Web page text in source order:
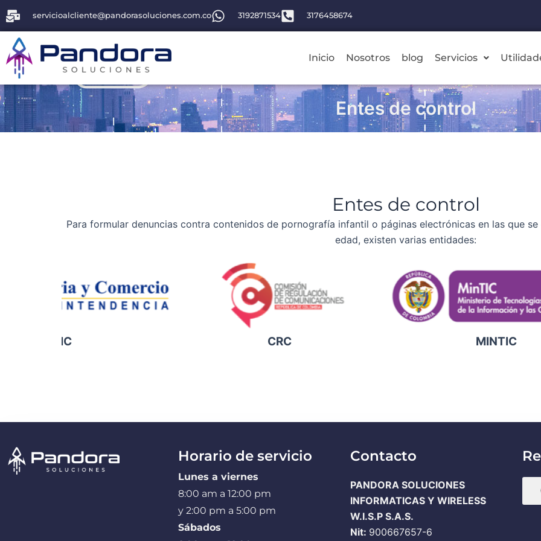
al
contenido
servicioalcliente@pandorasoluciones.com.co 3192871534 3176458674
Inicio Nosotros blog Servicios
Entes de control
Entes de control
Para formular denuncias contra contenidos de pornografía infantil o páginas electrónicas en las que
edad, existen varias entidades:
MINTIC
CRC
SIC
Horario de servicio
Lunes a viernes
8:00 am a 12:00 pm
y 2:00 pm a 5:00 pm
Sábados
Contacto
PANDORA SOLUCIONES
INFORMATICAS Y WIRELESS
W.I.S.P S.A.S.
Nit: 900667657-6